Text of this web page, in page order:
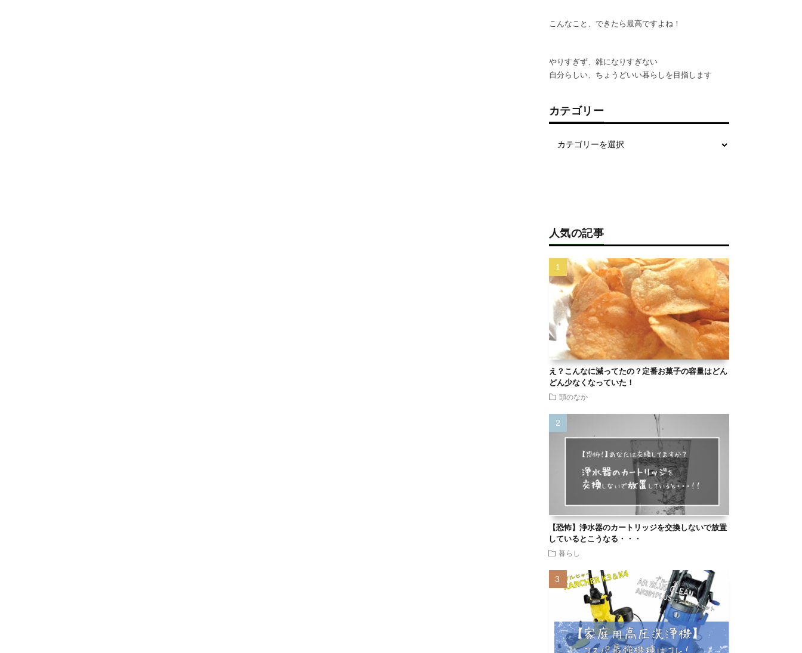
こんなこと、できたら最高ですよね！
やりすぎず、雑になりすぎない
自分らしい、ちょうどいい暮らしを目指します
カテゴリー
人気の記事
え？こんなに減ってたの？定番お菓子の容量はどん
どん少なくなっていた！
頭のなか
【恐怖】浄水器のカートリッジを交換しないで放置
しているとこうなる・・・
暮らし